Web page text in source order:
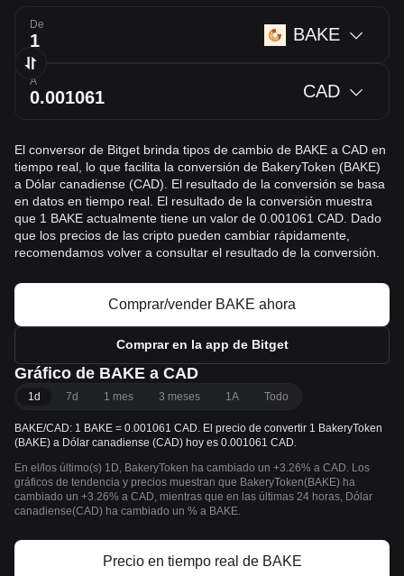
De BAKE
A CAD
El conversor de Bitget brinda tipos de cambio de BAKE a CAD en
tiempo real, lo que facilita la conversión de BakeryToken (BAKE)
a Dólar canadiense (CAD). El resultado de la conversión se basa
en datos en tiempo real. El resultado de la conversión muestra
que 1 BAKE actualmente tiene un valor de 0.001061 CAD. Dado
que los precios de las cripto pueden cambiar rápidamente,
recomendamos volver a consultar el resultado de la conversión.
Comprar/vender BAKE ahora
Comprar en la app de Bitget
Gráfico de BAKE a CAD
1d 7d 1 mes 3 meses 1A Todo
BAKE/CAD: 1 BAKE = 0.001061 CAD. El precio de convertir 1 BakeryToken
(BAKE) a Dólar canadiense (CAD) hoy es 0.001061 CAD.
En el/los último(s) 1D, BakeryToken ha cambiado un +3.26% a CAD. Los
gráficos de tendencia y precios muestran que BakeryToken(BAKE) ha
cambiado un +3.26% a CAD, mientras que en las últimas 24 horas, Dólar
canadiense(CAD) ha cambiado un % a BAKE.
Precio en tiempo real de BAKE